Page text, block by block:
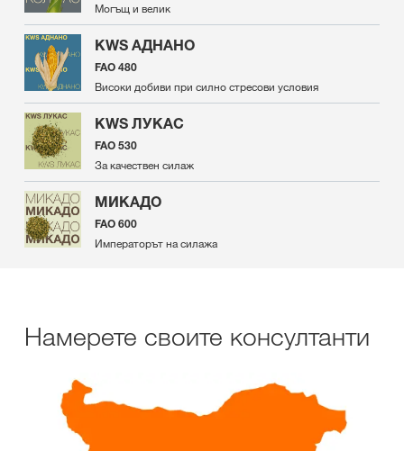
Могъщ и велик
KWS АДНАНО
FAO 480
Високи добиви при силно стресови условия
KWS ЛУКАС
FAO 530
За качествен силаж
МИКАДО
FAO 600
Императорът на силажа
Намерете своите консултанти